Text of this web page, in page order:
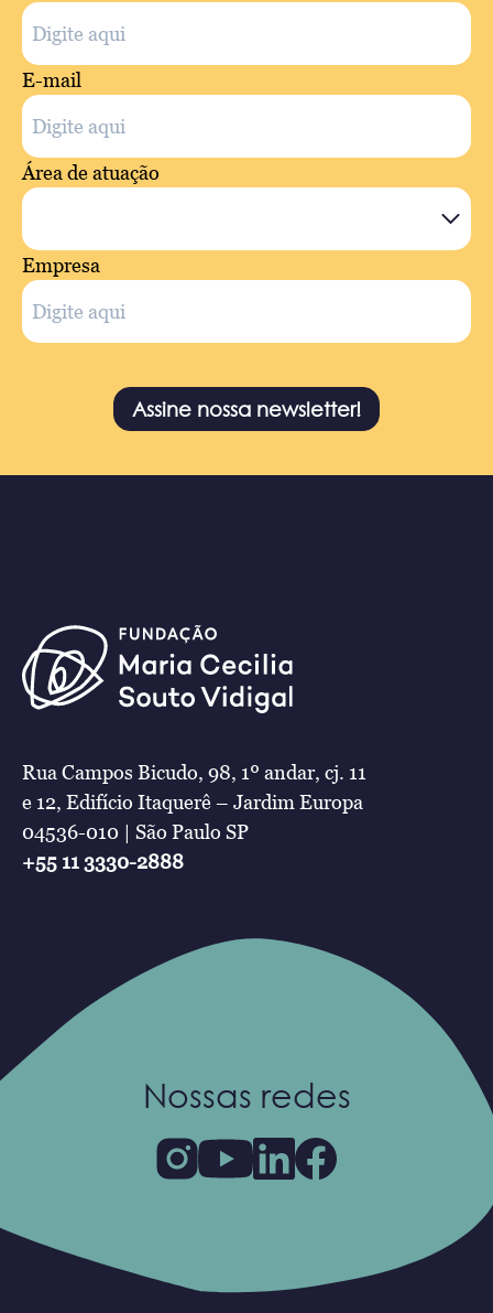
E-mail
Área de atuação
Empresa
Assine nossa newsletter!
Rua Campos Bicudo, 98, 1º andar, cj. 11
e 12, Edifício Itaquerê – Jardim Europa
04536-010 | São Paulo SP
+55 11 3330-2888
Nossas redes